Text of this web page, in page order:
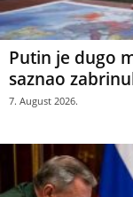
Putin je dugo
saznao
7. August 2026.